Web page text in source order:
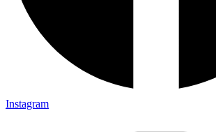
Instagram